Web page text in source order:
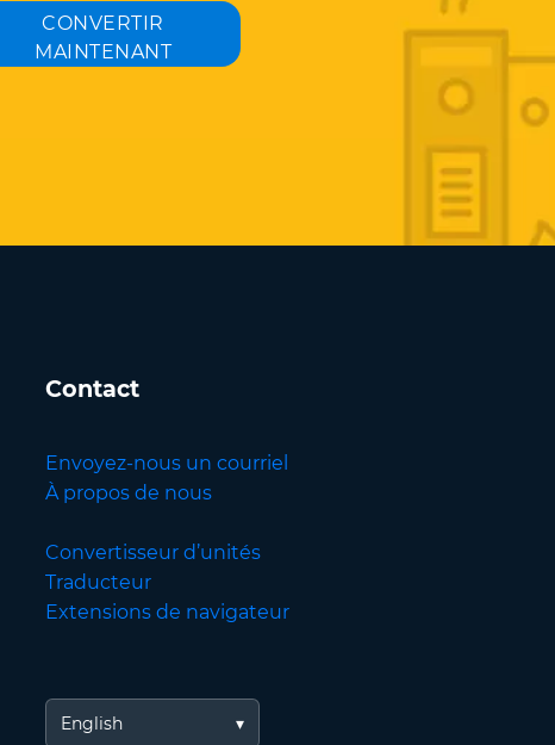
CONVERTIR
MAINTENANT
Contact
Envoyez-nous un courriel
À propos de nous
Convertisseur d’unités
Traducteur
Extensions de navigateur
English